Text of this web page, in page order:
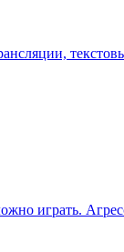
играть.